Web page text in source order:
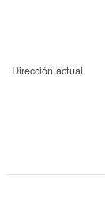
Dirección actual